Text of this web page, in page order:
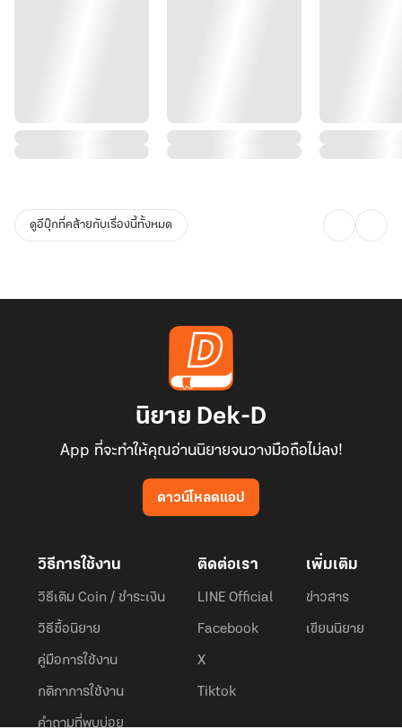
ดูอีบุ๊กที่คล้ายกับเรื่องนี้ทั้งหมด
นิยาย Dek-D
App ที่จะทำให้คุณอ่านนิยายจนวางมือถือไม่ลง!
ดาวน์โหลดแอป
วิธีการใช้งาน
วิธีเติม Coin / ชำระเงิน
วิธีซื้อนิยาย
คู่มือการใช้งาน
กติกาการใช้งาน
คำถามที่พบบ่อย
ติดต่อเรา
LINE Official
Facebook
X
Tiktok
เพิ่มเติม
ข่าวสาร
เขียนนิยาย